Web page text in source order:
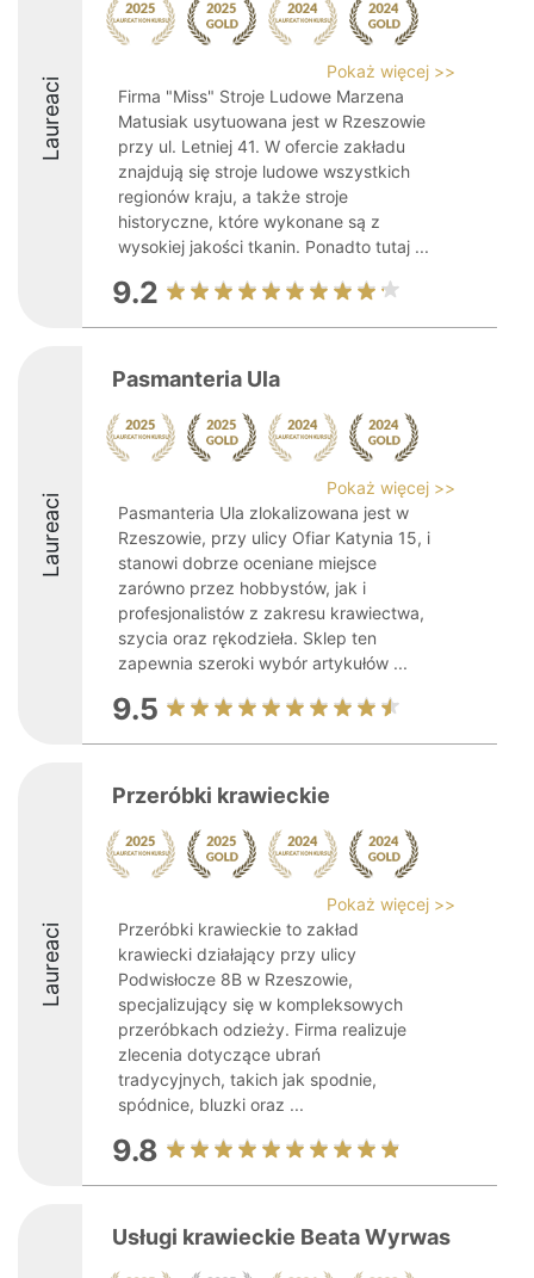
Laureaci
Pokaż więcej >>
Firma "Miss" Stroje Ludowe Marzena
Matusiak usytuowana jest w Rzeszowie
przy ul. Letniej 41. W ofercie zakładu
znajdują się stroje ludowe wszystkich
regionów kraju, a także stroje
historyczne, które wykonane są z
wysokiej jakości tkanin. Ponadto tutaj ...
9.2
Laureaci
Pasmanteria Ula
Pokaż więcej >>
Pasmanteria Ula zlokalizowana jest w
Rzeszowie, przy ulicy Ofiar Katynia 15, i
stanowi dobrze oceniane miejsce
zarówno przez hobbystów, jak i
profesjonalistów z zakresu krawiectwa,
szycia oraz rękodzieła. Sklep ten
zapewnia szeroki wybór artykułów ...
9.5
Laureaci
Przeróbki krawieckie
Pokaż więcej >>
Przeróbki krawieckie to zakład
krawiecki działający przy ulicy
Podwisłocze 8B w Rzeszowie,
specjalizujący się w kompleksowych
przeróbkach odzieży. Firma realizuje
zlecenia dotyczące ubrań
tradycyjnych, takich jak spodnie,
spódnice, bluzki oraz ...
9.8
Usługi krawieckie Beata Wyrwas